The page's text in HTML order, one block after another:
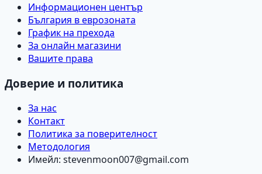
Информационен център
България в еврозоната
График на прехода
За онлайн магазини
Вашите права
Доверие и политика
За нас
Контакт
Политика за поверителност
Методология
Имейл: stevenmoon007@gmail.com